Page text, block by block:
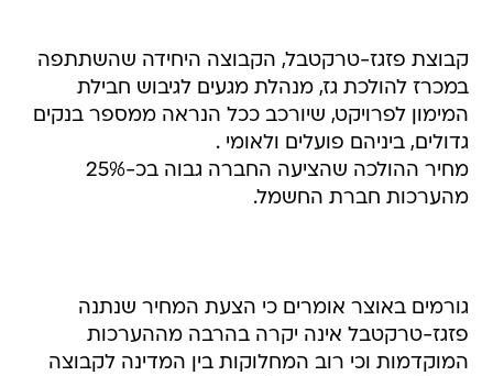
קבוצת פזגז-טרקטבל, הקבוצה היחידה שהשתתפה
במכרז להולכת גז, מנהלת מגעים לגיבוש חבילת
המימון לפרויקט, שיורכב ככל הנראה ממספר בנקים
גדולים, ביניהם פועלים ולאומי .
מחיר ההולכה שהציעה החברה גבוה בכ-25%
מהערכות חברת החשמל.
גורמים באוצר אומרים כי הצעת המחיר שנתנה
פזגז-טרקטבל אינה יקרה בהרבה מההערכות
המוקדמות וכי רוב המחלוקות בין המדינה לקבוצה